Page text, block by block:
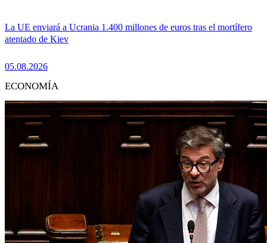
La UE enviará a Ucrania 1.400 millones de euros tras el mortífero
atentado de Kiev
05.08.2026
ECONOMÍA